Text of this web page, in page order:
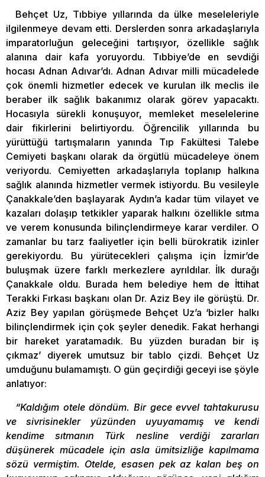
Behçet Uz, Tıbbiye yıllarında da ülke meseleleriyle
ilgilenmeye devam etti. Derslerden sonra arkadaşlarıyla
imparatorluğun geleceğini tartışıyor, özellikle sağlık
alanına dair kafa yoruyordu. Tıbbiye’de en sevdiği
hocası Adnan Adıvar’dı. Adnan Adıvar milli mücadelede
çok önemli hizmetler edecek ve kurulan ilk meclis ile
beraber ilk sağlık bakanımız olarak görev yapacaktı.
Hocasıyla sürekli konuşuyor, memleket meselelerine
dair fikirlerini belirtiyordu. Öğrencilik yıllarında bu
yürüttüğü tartışmaların yanında Tıp Fakültesi Talebe
Cemiyeti başkanı olarak da örgütlü mücadeleye önem
veriyordu. Cemiyetten arkadaşlarıyla toplanıp halkına
sağlık alanında hizmetler vermek istiyordu. Bu vesileyle
Çanakkale’den başlayarak Aydın’a kadar tüm vilayet ve
kazaları dolaşıp tetkikler yaparak halkını özellikle sıtma
ve verem konusunda bilinçlendirmeye karar verdiler. O
zamanlar bu tarz faaliyetler için belli bürokratik izinler
gerekiyordu. Bu yürütecekleri çalışma için İzmir’de
buluşmak üzere farklı merkezlere ayrıldılar. İlk durağı
Çanakkale oldu. Burada hem belediye hem de İttihat
Terakki Fırkası başkanı olan Dr. Aziz Bey ile görüştü. Dr.
Aziz Bey yapılan görüşmede Behçet Uz’a ‘bizler halkı
bilinçlendirmek için çok şeyler denedik. Fakat herhangi
bir hareket yaratamadık. Bu yüzden buradan bir iş
çıkmaz’ diyerek umutsuz bir tablo çizdi. Behçet Uz
umduğunu bulamamıştı. O gün geçirdiği geceyi ise şöyle
anlatıyor:
“Kaldığım otele döndüm. Bir gece evvel tahtakurusu
ve sivrisinekler yüzünden uyuyamamış ve kendi
kendime sıtmanın Türk nesline verdiği zararları
düşünerek mücadele için asla ümitsizliğe kapılmama
sözü vermiştim. Otelde, esasen pek az kalan beş on